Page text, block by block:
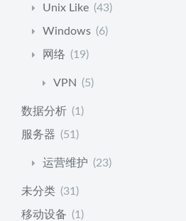
Unix Like (43)
Windows (6)
网络 (19)
VPN (5)
数据分析 (1)
服务器 (51)
运营维护 (23)
未分类 (31)
移动设备 (1)